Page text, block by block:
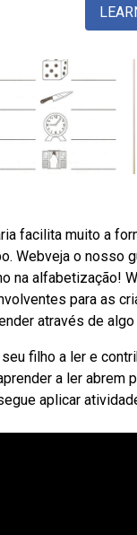
facilita muito a
Webveja o nosso
na alfabetização!
para as
através de
filho a ler e
a ler
aplicar